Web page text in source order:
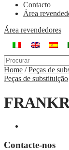
Contacto
Área
Área revendedores
Home /Peças de
Peças de substituição
Contacte-nos